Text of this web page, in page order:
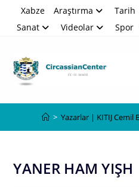
Xabze Araştırma Tarih
Sanat
Videolar Spor
> Yazarlar | KITIJ Cemil
YANER HAM YIŞH